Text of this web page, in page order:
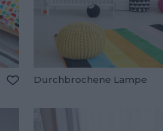
Durchbrochene Lampe